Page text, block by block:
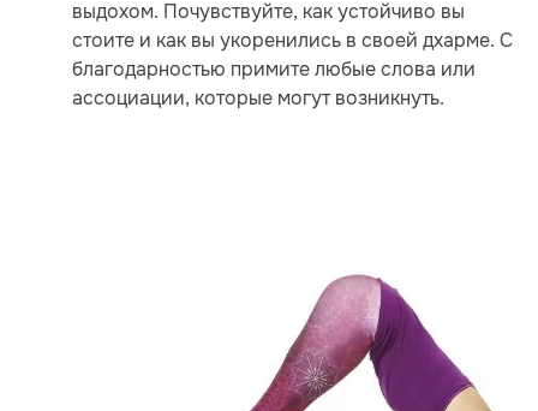
выдохом. Почувствуйте, как устойчиво вы
стоите и как вы укоренились в своей дхарме. С
благодарностью примите любые слова или
ассоциации, которые могут возникнуть.